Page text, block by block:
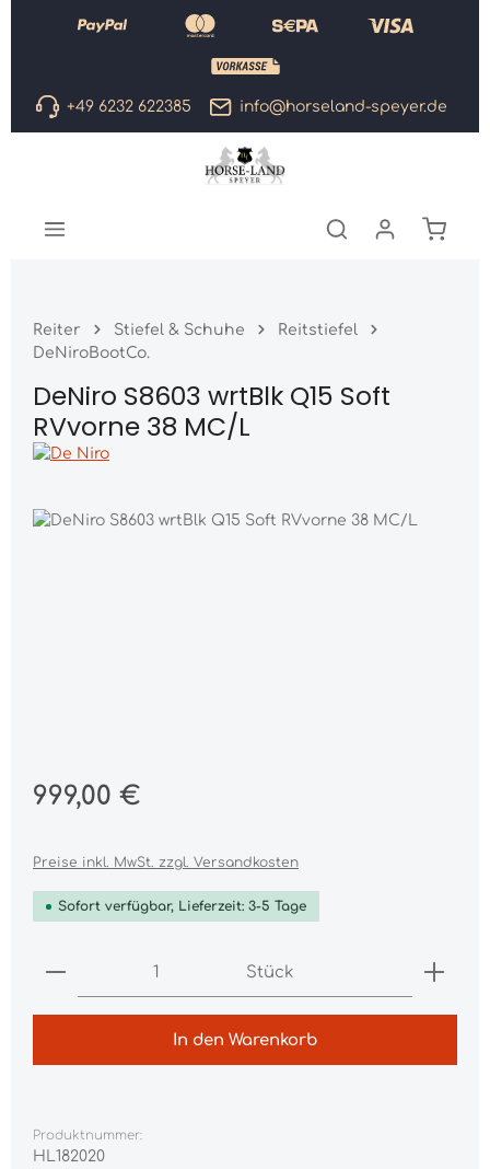
Zum Hauptinhalt springen
+49 6232 622385 info@horseland-speyer.de
Reiter Stiefel & Schuhe
Reitstiefel
DeNiroBootCo.
DeNiro S8603 wrtBlk Q15 Soft
RVvorne 38 MC/L
Bildergalerie überspringen
Regulärer Preis:
999,00 €
Preise inkl. MwSt. zzgl. Versandkosten
Sofort verfügbar, Lieferzeit: 3-5 Tage
Produkt Anzahl: Gib den gewünschten
Stück
In den Warenkorb
Produktnummer:
HL182020